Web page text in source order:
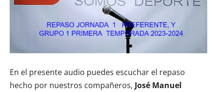
En el presente audio puedes escuchar el repaso
hecho por nuestros compañeros, José Manuel